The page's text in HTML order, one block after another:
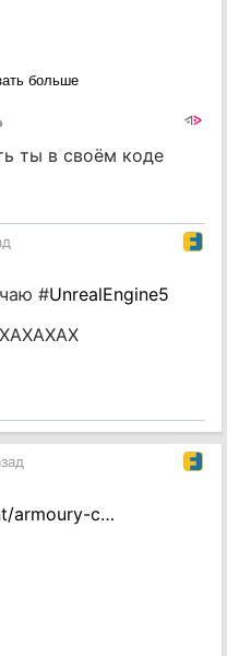
больше
ты в своём коде
#UnrealEngine5
armoury-c…